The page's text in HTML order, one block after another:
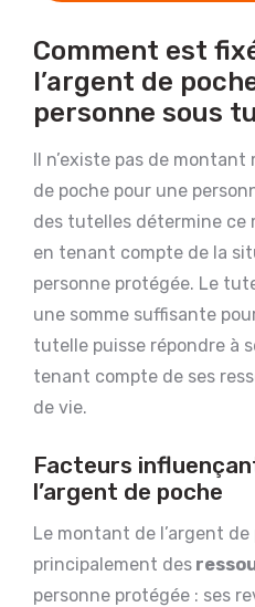
Comment est
l’argent de
personne sous
Il n’existe pas de montant
de poche pour une
des tutelles détermine ce
en tenant compte de la
personne protégée. Le
une somme suffisante
tutelle puisse répondre à
tenant compte de ses
de vie.
Facteurs
l’argent de poche
Le montant de l’argent
principalement des
personne protégée : ses